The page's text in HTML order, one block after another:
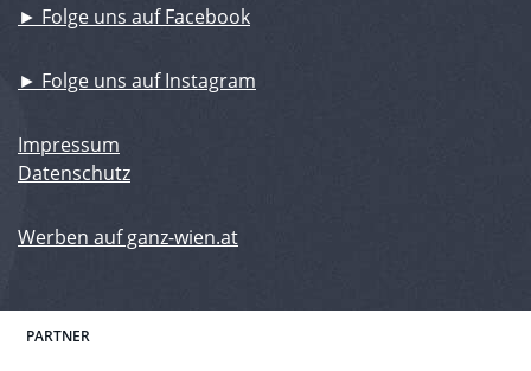
► Folge uns auf Facebook
► Folge uns auf Instagram
Impressum
Datenschutz
Werben auf ganz-wien.at
PARTNER